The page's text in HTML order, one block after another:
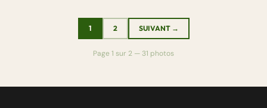
1 2 SUIVANT →
Page 1 sur 2 — 31 photos